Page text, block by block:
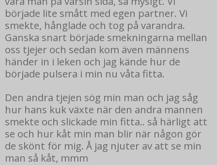
började lite smått med egen partner. Vi
smekte, hånglade och tog på varandra.
Ganska snart började smekningarna mellan
oss tjejer och sedan kom även männens
händer in i leken och jag kände hur de
började pulsera i min nu våta fitta.
Den andra tjejen sög min man och jag såg
hur hans kuk växte när den andra mannen
smekte och slickade min fitta.. så härligt att
se och hur kåt min man blir när någon gör
de skönt för mig. Å jag njuter av att se min
man så kåt, mmm